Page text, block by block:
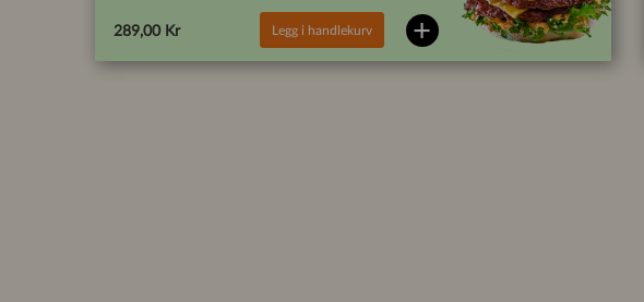
289,00 Kr Legg i handlekurv